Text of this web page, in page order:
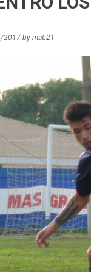
2017 by mati21